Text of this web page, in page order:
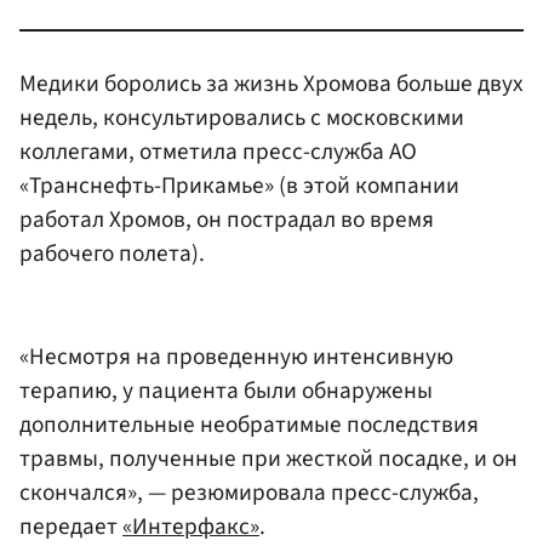
Медики боролись за жизнь Хромова больше двух
недель, консультировались с московскими
коллегами, отметила пресс-служба АО
«Транснефть-Прикамье» (в этой компании
работал Хромов, он пострадал во время
рабочего полета).
«Несмотря на проведенную интенсивную
терапию, у пациента были обнаружены
дополнительные необратимые последствия
травмы, полученные при жесткой посадке, и он
скончался», — резюмировала пресс-служба,
передает«Интерфакс».